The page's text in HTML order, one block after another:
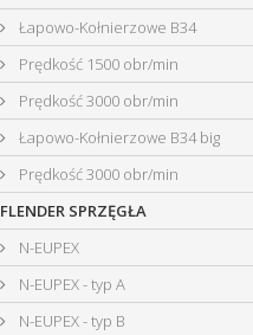
Łapowo-Kołnierzowe B34
Prędkość 1500 obr/min
Prędkość 3000 obr/min
Łapowo-Kołnierzowe B34 big
Prędkość 3000 obr/min
FLENDER SPRZĘGŁA
N-EUPEX
N-EUPEX - typ A
N-EUPEX - typ B